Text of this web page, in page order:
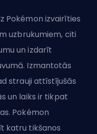
Pokémon izvairīties
uzbrukumiem, citi
un izdarīt
Izmantotās
strauji attīstījušās
un laiks ir tikpat
Pokémon
katru tikšanos